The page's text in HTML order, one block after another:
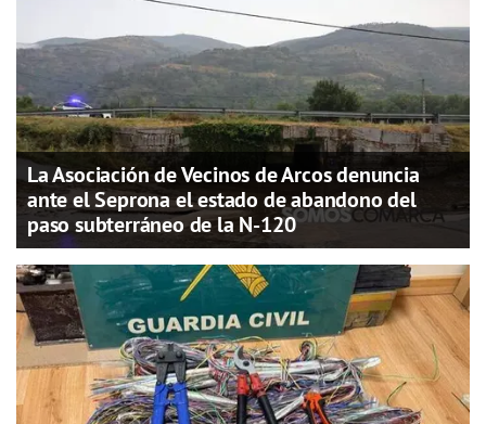
La Asociación de Vecinos de Arcos denuncia
ante el Seprona el estado de abandono del
paso subterráneo de la N-120